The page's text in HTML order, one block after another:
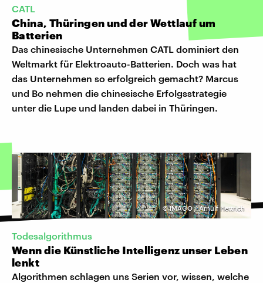
CATL
China, Thüringen und der Wettlauf um
Batterien
Das chinesische Unternehmen CATL dominiert den
Weltmarkt für Elektroauto-Batterien. Doch was hat
das Unternehmen so erfolgreich gemacht? Marcus
und Bo nehmen die chinesische Erfolgsstrategie
unter die Lupe und landen dabei in Thüringen.
©IMAGO / Arnulf Hettrich
Todesalgorithmus
Wenn die Künstliche Intelligenz unser Leben
lenkt
Algorithmen schlagen uns Serien vor, wissen, welche